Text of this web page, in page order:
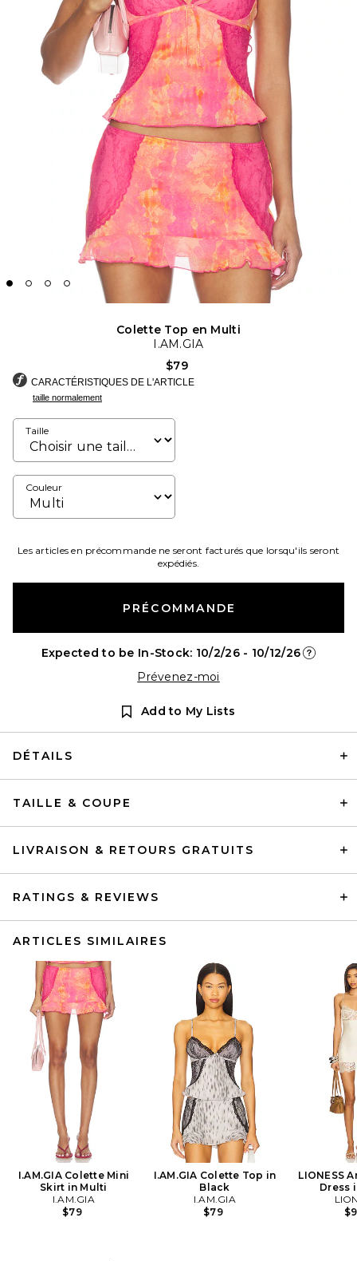
Colette Top en Multi
I.AM.GIA
$79
CARACTÉRISTIQUES DE L'ARTICLE
taille normalement
Taille
Couleur
Les articles en précommande ne seront facturés que lorsqu'ils seront
expédiés.
PRÉCOMMANDE
Expected to be In-Stock: 10/2/26 - 10/12/26
Prévenez-moi
Add to My Lists
DÉTAILS
TAILLE & COUPE
LIVRAISON & RETOURS GRATUITS
RATINGS & REVIEWS
ARTICLES SIMILAIRES
I.AM.GIA Colette Mini
Skirt in Multi
I.AM.GIA
$79
I.AM.GIA Colette Top in
Black
I.AM.GIA
$79
LIONESS
Dress